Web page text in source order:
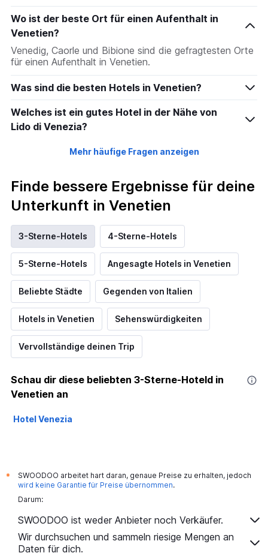
Wo ist der beste Ort für einen Aufenthalt in
Venetien?
Venedig, Caorle und Bibione sind die gefragtesten Orte
für einen Aufenthalt in Venetien.
Was sind die besten Hotels in Venetien?
Welches ist ein gutes Hotel in der Nähe von
Lido di Venezia?
Mehr häufige Fragen anzeigen
Finde bessere Ergebnisse für deine
Unterkunft in Venetien
3-Sterne-Hotels 4-Sterne-Hotels
5-Sterne-Hotels Angesagte Hotels in Venetien
Beliebte Städte Gegenden von Italien
Hotels in Venetien Sehenswürdigkeiten
Vervollständige deinen Trip
Schau dir diese beliebten 3-Sterne-Hoteld in
Venetien an
Hotel Venezia
*
SWOODOO arbeitet hart daran, genaue Preise zu erhalten, jedoch
wird keine Garantie für Preise übernommen.
Darum:
SWOODOO ist weder Anbieter noch Verkäufer.
Wir durchsuchen und sammeln riesige Mengen an
Daten für dich.